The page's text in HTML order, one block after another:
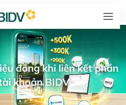
đồng khi liên kết phần
khoản BIDV